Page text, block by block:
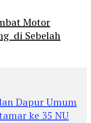
Motor
di Sebelah